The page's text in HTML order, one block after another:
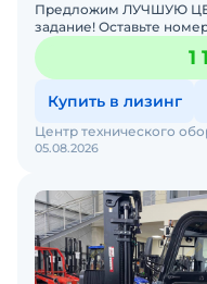
Предложим ЛУЧШУЮ
задание! Оставьте номер и запрос - мы подберем модель
со СКИДКОЙ. В наличии на складах новые вилочные
погрузчики
1
Купить в лизинг
05.08.2026
Центр технического